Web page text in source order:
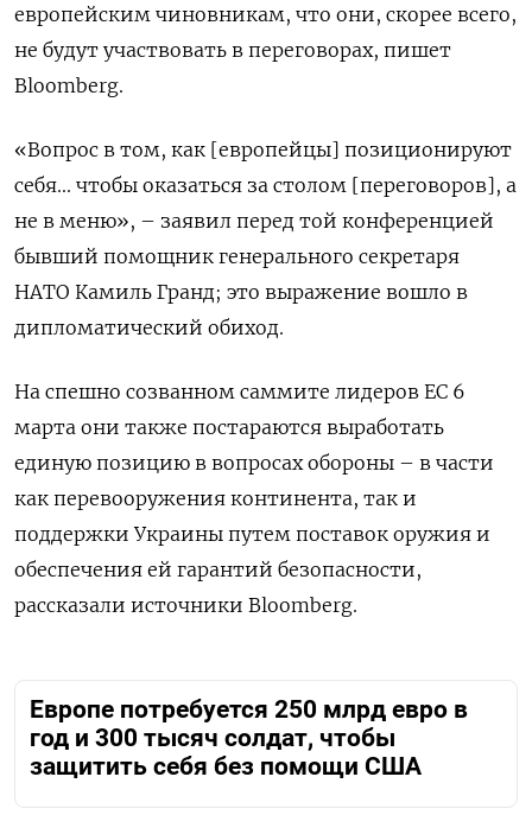
европейским чиновникам, что они, скорее всего,
не будут участвовать в переговорах, пишет
Bloomberg.
«Вопрос в том, как [европейцы] позиционируют
себя... чтобы оказаться за столом [переговоров], а
не в меню», – заявил перед той конференцией
бывший помощник генерального секретаря
НАТО Камиль Гранд; это выражение вошло в
дипломатический обиход.
На спешно созванном саммите лидеров ЕС 6
марта они также постараются выработать
единую позицию в вопросах обороны – в части
как перевооружения континента, так и
поддержки Украины путем поставок оружия и
обеспечения ей гарантий безопасности,
рассказали источники Bloomberg.
Европе потребуется 250 млрд евро в
год и 300 тысяч солдат, чтобы
защитить себя без помощи США